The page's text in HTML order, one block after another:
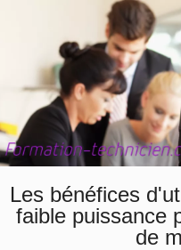
Les bénéfices
faible puissance
de